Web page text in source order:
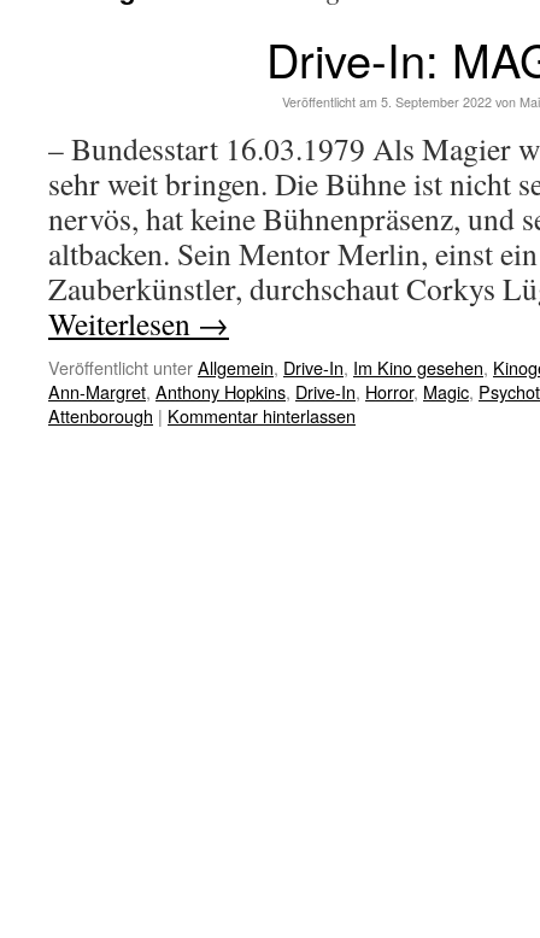
Drive-In:
Veröffentlicht am 5. September 2022 von
– Bundesstart 16.03.1979 Als Magier
sehr weit bringen. Die Bühne ist nicht
nervös, hat keine Bühnenpräsenz, und
altbacken. Sein Mentor Merlin, einst
Zauberkünstler, durchschaut Corkys
Weiterlesen →
Veröffentlicht unterAllgemein, Drive-In, Im Kino gesehen,
Ann-Margret, Anthony Hopkins, Drive-In, Horror, Magic,
Attenborough | Kommentar hinterlassen